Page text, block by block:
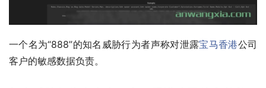
一个名为“888”的知名威胁行为者声称对泄露宝马香港公司
客户的敏感数据负责。